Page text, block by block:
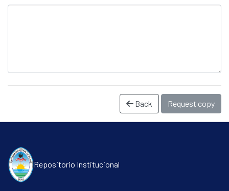
Communities & Collections
Back Request copy
Repositorio Institucional